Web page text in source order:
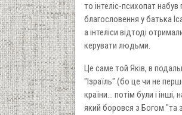
то інтеліс-психопат набув
благословення у батька
а інтеліси відтоді
керувати людьми.
Це саме той Яків, в
"Ізраїль" (бо це чи не
країни... потім були і інші,
який боровся з Богом "та